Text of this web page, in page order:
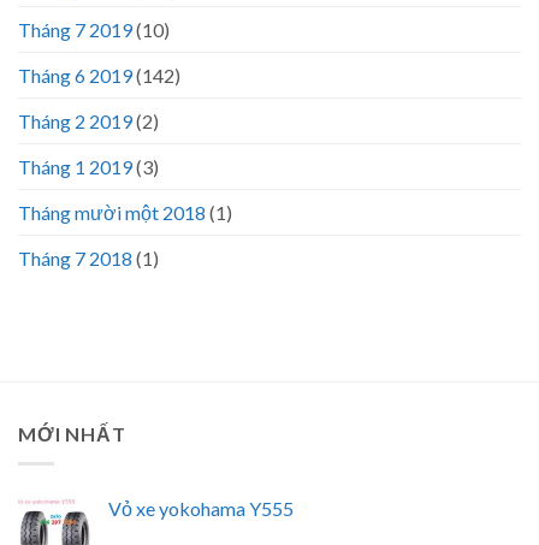
Tháng 7 2019(10)
Tháng 6 2019(142)
Tháng 2 2019(2)
Tháng 1 2019(3)
Tháng mười một 2018 (1)
Tháng 7 2018 (1)
MỚI NHẤT
Vỏ xe yokohama Y555